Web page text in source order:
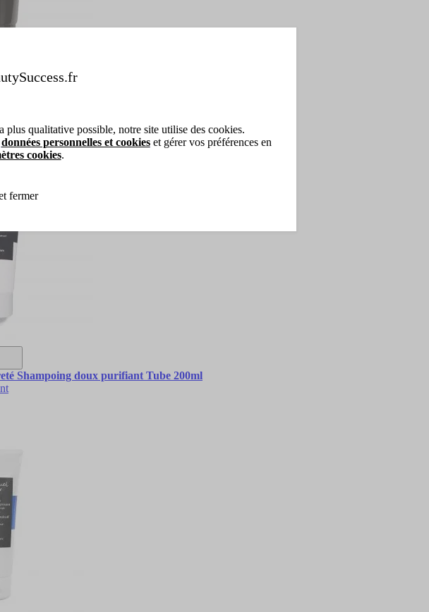
Shampoing doux purifiant Tube 200ml
plus qualitative possible, notre site utilise des cookies.
données personnelles et cookieset gérer vos préférences en
cookies.
fermer